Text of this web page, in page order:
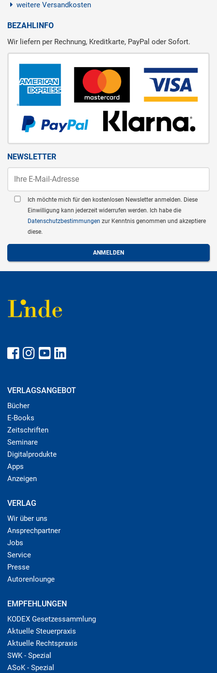
weitere Versandkosten
BEZAHLINFO
Wir liefern per Rechnung, Kreditkarte, PayPal oder Sofort.
NEWSLETTER
Ich möchte mich für den kostenlosen Newsletter anmelden. Diese
Einwilligung kann jederzeit widerrufen werden. Ich habe die
Datenschutzbestimmungen zur Kenntnis genommen und akzeptiere
diese.
VERLAGSANGEBOT
Bücher
E-Books
Zeitschriften
Seminare
Digitalprodukte
Apps
Anzeigen
VERLAG
Wir über uns
Ansprechpartner
Jobs
Service
Presse
Autorenlounge
EMPFEHLUNGEN
KODEX Gesetzessammlung
Aktuelle Steuerpraxis
Aktuelle Rechtspraxis
SWK - Spezial
ASoK - Spezial